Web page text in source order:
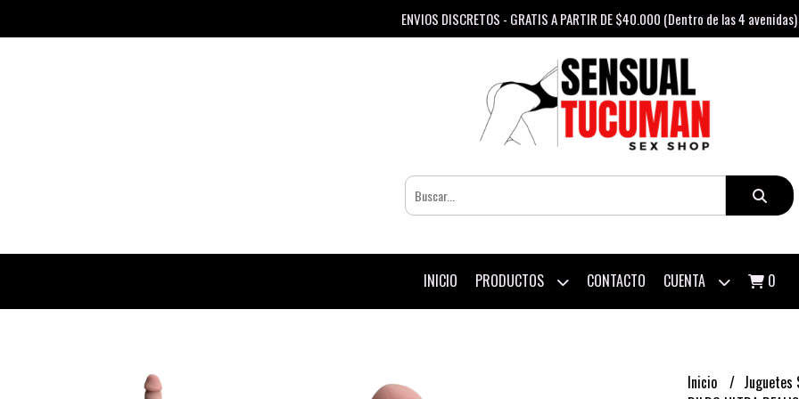
ENVIOS DISCRETOS - GRATIS A PARTIR DE $40.000 (Dentro de las 4 avenidas)
INICIO PRODUCTOS CONTACTO CUENTA 0
Inicio Juguetes